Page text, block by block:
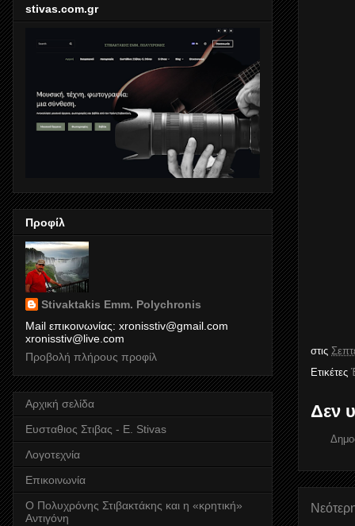
στις
Ετικέτες
Δεν
stivas.com.gr
Προφίλ
Stivaktakis Emm. Polychronis
Mail επικοινωνίας: xronisstiv@gmail.com
xronisstiv@live.com
Προβολή πλήρους προφίλ
Αρχική σελίδα
Ευσταθιος Στιβας - E. Stivas
Λογοτεχνία
Επικοινωνία
Ο Πολυχρόνης Στιβακτάκης και η «κρητική»
Αντιγόνη